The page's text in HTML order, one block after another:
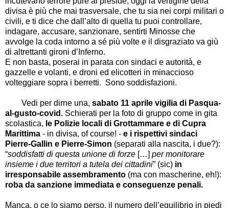
divisa è più che mai trasversale, che tu sia nei corpi militari o
civili, e ti dice che dall’alto di quella tu puoi controllare,
indagare, accusare, sanzionare, sentirti Minosse che
avvolge la coda intorno a sé più volte e il disgraziato va giù
di altrettanti gironi d’Inferno.
E non basta, poserai in parata con sindaci e autorità, e
gazzelle e volanti, e droni ed elicotteri in minaccioso
volteggiare sopra i berretti. Sono soddisfazioni.
Vedi per dirne una, sabato 11 aprile vigilia di Pasqua-
al-gusto-covid. Schierati per la foto di gruppo come in gita
scolastica, le Polizie locali di Grottammare e di Cupra
Marittima - in divisa, of course! - e i rispettivi sindaci
Pierre-Gallin e Pierre-Simon (separati alla nascita, i due?):
“soddisfatti di questa unione di forze […] per monitorare
insieme i due territori a tutela dei cittadini” (sic) in
irresponsabile assembramento (ma con mascherine, eh!):
roba da sanzione immediata e conseguenze penali.
Manca, o ce lo siamo perso, il numero dell’equilibrio in piedi